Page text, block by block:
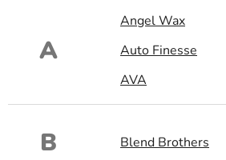
A
Angel Wax
Auto Finesse
AVA
B Blend Brothers